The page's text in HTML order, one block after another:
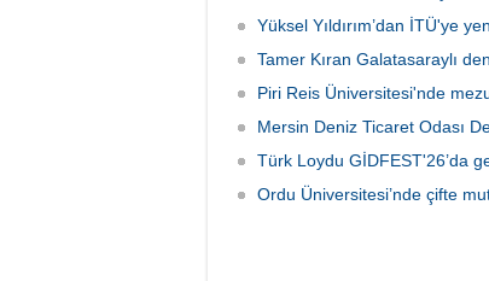
Yüksel Yıldırım’dan İTÜ'ye
Tamer Kıran Galatasaraylı
Piri Reis Üniversitesi'nde
Mersin Deniz Ticaret Odası
Türk Loydu GİDFEST'26’da
Ordu Üniversitesi’nde çifte